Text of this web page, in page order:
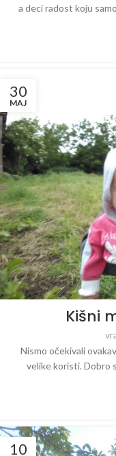
a deci radost koju
30
MAJ
Kišni
Nismo očekivali
velike koristi. Dobro
10